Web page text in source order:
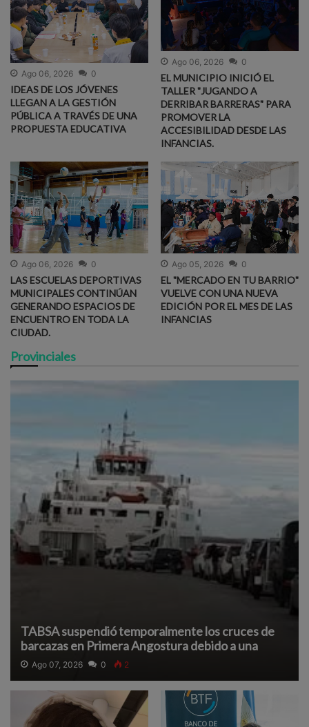
Ago 06, 2026 0
IDEAS DE LOS JÓVENES
LLEGAN A LA GESTIÓN
PÚBLICA A TRAVÉS DE UNA
PROPUESTA EDUCATIVA
Ago 06, 2026 0
EL MUNICIPIO INICIÓ EL
TALLER "JUGANDO A
DERRIBAR BARRERAS" PARA
PROMOVER LA
ACCESIBILIDAD DESDE LAS
INFANCIAS.
Ago 06, 2026 0
LAS ESCUELAS DEPORTIVAS
MUNICIPALES CONTINÚAN
GENERANDO ESPACIOS DE
ENCUENTRO EN TODA LA
CIUDAD.
Ago 05, 2026 0
EL "MERCADO EN TU BARRIO"
VUELVE CON UNA NUEVA
EDICIÓN POR EL MES DE LAS
INFANCIAS
Provinciales
TABSA suspendió temporalmente los cruces de
barcazas en Primera Angostura debido a una
densa neblina que reduce la visibilidad y afecta la
navegación segura.
Ago 07, 2026 0 2